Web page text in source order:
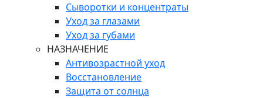
Сыворотки и концентраты
Уход за глазами
Уход за губами
НАЗНАЧЕНИЕ
Антивозрастной уход
Восстановление
Защита от солнца